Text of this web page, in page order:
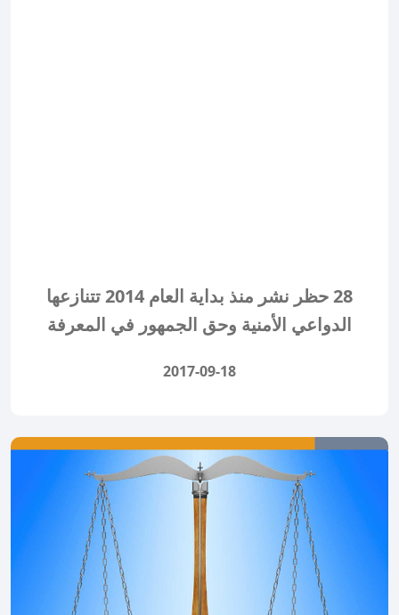
28 حظر نشر منذ بداية العام 2014 تتنازعها
الدواعي الأمنية وحق الجمهور في المعرفة
2017-09-18